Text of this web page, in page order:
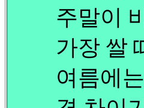
주말이
가장 쌀
여름에